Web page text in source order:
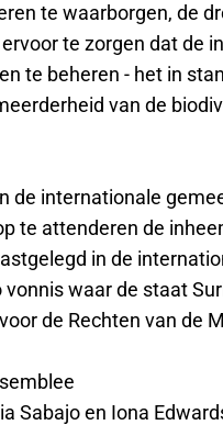
te waarborgen, de
te zorgen dat de
te beheren - het in
van de
de internationale
te attenderen de
in de
waar de staat
de Rechten van de
Sabajo en Iona